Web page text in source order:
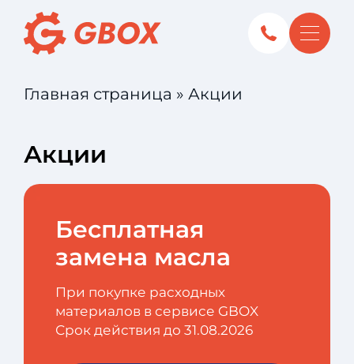
Главная страница » Акции
Акции
Бесплатная
замена масла
При покупке расходных
материалов в сервисе GBOX
Срок действия до 31.08.2026